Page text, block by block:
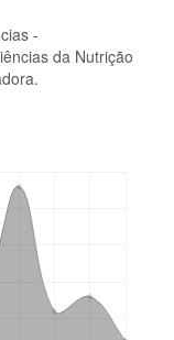
-
da Nutrição